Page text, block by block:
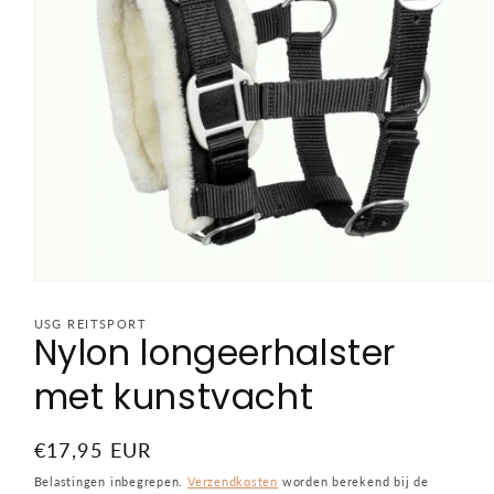
openen
in
modaal
USG REITSPORT
Nylon longeerhalster
met kunstvacht
Normale
prijs
€17,95 EUR
Belastingen inbegrepen. Verzendkosten worden berekend bij de